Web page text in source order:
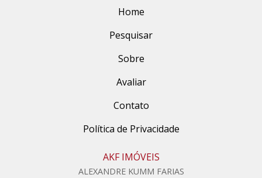
Home
Pesquisar
Sobre
Avaliar
Contato
Política de Privacidade
AKF IMÓVEIS
ALEXANDRE KUMM FARIAS